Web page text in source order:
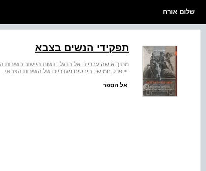
שלום אורח
תפקידי הנשים בצבא
מתוך:אישה עברייה אל הדגל : נשות היישוב
> פרק חמישי: היבטים מגדריים של השירות הצבאי
אל הספר